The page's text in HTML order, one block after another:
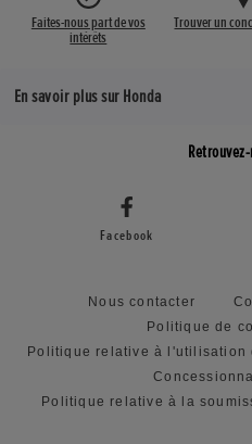
Faites-nous part de vos
intérêts
Trouver un
En savoir plus sur Honda
Facebook
Nous contacter
Politique de
Politique relative à l'utilisation
Politique relative à la